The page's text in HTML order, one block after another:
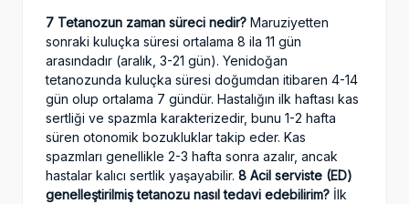
7 Tetanozun zaman süreci nedir? Maruziyetten
sonraki kuluçka süresi ortalama 8 ila 11 gün
arasındadır (aralık, 3-21 gün). Yenidoğan
tetanozunda kuluçka süresi doğumdan itibaren 4-14
gün olup ortalama 7 gündür. Hastalığın ilk haftası kas
sertliği ve spazmla karakterizedir, bunu 1-2 hafta
süren otonomik bozukluklar takip eder. Kas
spazmları genellikle 2-3 hafta sonra azalır, ancak
hastalar kalıcı sertlik yaşayabilir. 8 Acil serviste (ED)
genelleştirilmiş tetanozu nasıl tedavi edebilirim? İlk